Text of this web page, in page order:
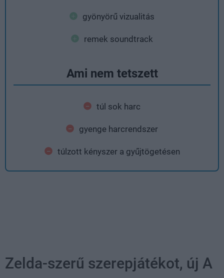
gyönyörű vizualitás
remek soundtrack
Ami nem tetszett
túl sok harc
gyenge harcrendszer
túlzott kényszer a gyűjtögetésen
Zelda-szerű szerepjátékot, új A